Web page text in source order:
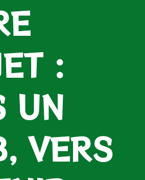
:
UN
VERS